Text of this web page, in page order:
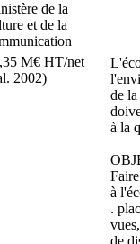
de la
et de la
M€ HT/net
2002)
de
à la
à
.
de